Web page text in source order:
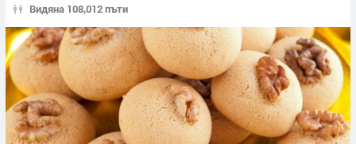
Видяна 108,012 пъти